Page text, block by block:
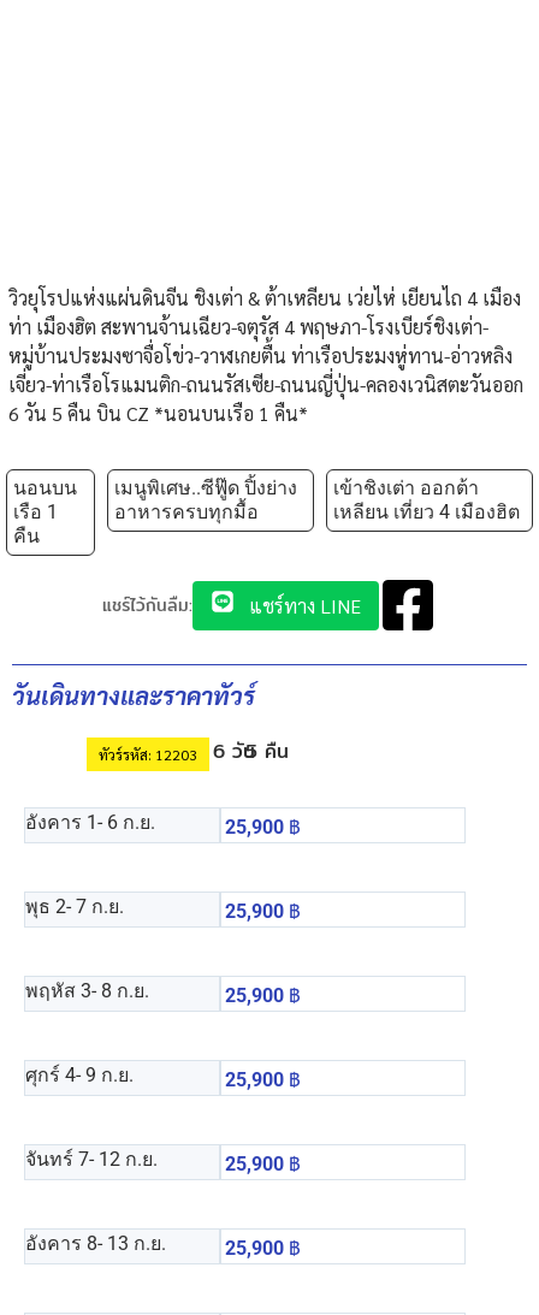
วิวยุโรปแห่งแผ่นดินจีน ชิงเต่า & ต้าเหลียน เว่ยไห่ เยียนไถ 4 เมือง
ท่า เมืองฮิต สะพานจ้านเฉียว-จตุรัส 4 พฤษภา-โรงเบียร์ชิงเต่า-
หมู่บ้านประมงซาจื่อโข่ว-วาฬเกยตื้น ท่าเรือประมงหู่ทาน-อ่าวหลิง
เจี่ยว-ท่าเรือโรแมนติก-ถนนรัสเซีย-ถนนญี่ปุ่น-คลองเวนิสตะวันออก
6 วัน 5 คืน บิน CZ *นอนบนเรือ 1 คืน*
นอนบน
เรือ 1
คืน
เมนูพิเศษ..ซีฟู๊ด ปิ้งย่าง
อาหารครบทุกมื้อ
เข้าชิงเต่า ออกต้า
เหลียน เที่ยว 4 เมืองฮิต
แชร์ไว้กันลืม: แชร์ทาง LINE
วันเดินทางและราคาทัวร์
ทัวร์รหัส: 12203 6 วัน5 คืน
อังคาร 1- 6 ก.ย. 25,900 ฿
พุธ 2- 7 ก.ย. 25,900 ฿
พฤหัส 3- 8 ก.ย. 25,900 ฿
ศุกร์ 4- 9 ก.ย. 25,900 ฿
จันทร์ 7- 12 ก.ย. 25,900 ฿
อังคาร 8- 13 ก.ย. 25,900 ฿